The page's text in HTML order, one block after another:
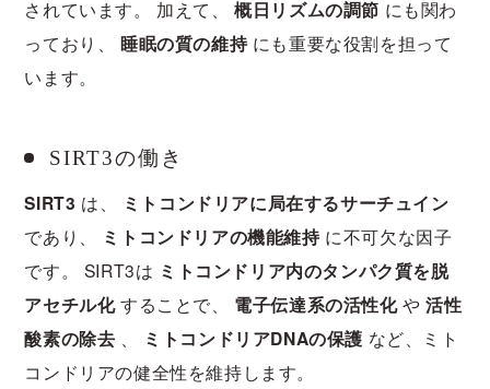
されています。 加えて、概日リズムの調節 にも関わ
っており、 睡眠の質の維持 にも重要な役割を担って
います。
SIRT3の働き
SIRT3 は、 ミトコンドリアに局在するサーチュイン
であり、 ミトコンドリアの機能維持 に不可欠な因子
です。 SIRT3は ミトコンドリア内のタンパク質を脱
アセチル化することで、 電子伝達系の活性化や活性
酸素の除去
ミトコンドリアDNAの保護 など、ミト
コンドリアの健全性を維持します。